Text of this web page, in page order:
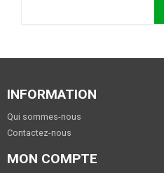
INFORMATION
Qui sommes-nous
Contactez-nous
MON COMPTE